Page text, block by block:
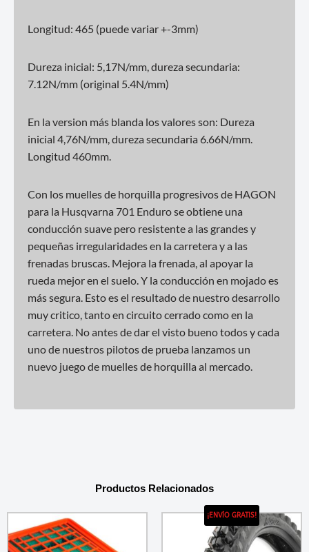
Longitud: 465 (puede variar +-3mm)
Dureza inicial: 5,17N/mm, dureza secundaria:
7.12N/mm (original 5.4N/mm)
En la version más blanda los valores son: Dureza
inicial 4,76N/mm, dureza secundaria 6.66N/mm.
Longitud 460mm.
Con los muelles de horquilla progresivos de HAGON
para la Husqvarna 701 Enduro se obtiene una
conducción suave pero resistente a las grandes y
pequeñas irregularidades en la carretera y a las
frenadas bruscas. Mejora la frenada, al apoyar la
rueda mejor en el suelo. Y la conducción en mojado es
más segura. Esto es el resultado de nuestro desarrollo
muy critico, tanto en circuito cerrado como en la
carretera. No antes de dar el visto bueno todos y cada
uno de nuestros pilotos de prueba lanzamos un
nuevo juego de muelles de horquilla al mercado.
Productos Relacionados
¡ENVÍO GRATIS!